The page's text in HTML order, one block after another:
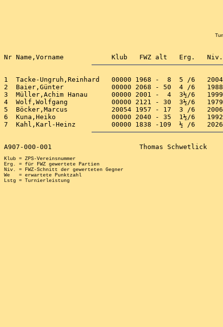
1  Tacke-Ungruh,Reinhard   00000 1968 -  8  5 /6
2  Baier,Günter            00000 2068 - 50  4 /6   1988
3  Müller,Achim Hanau      00000 2001 -  4  3½/6
4  Wolf,Wolfgang           00000 2121 - 30  3½/6
5  Böcker,Marcus           20054 1957 - 17  3 /6
6  Kuna,Heiko              00000 2040 - 35  1½/6   1992
Klub = ZPS-Vereinsnummer
Erg. = für FWZ gewertete Partien
Niv. = FWZ-Schnitt der gewerteten Gegner
We   = erwartete Punktzahl